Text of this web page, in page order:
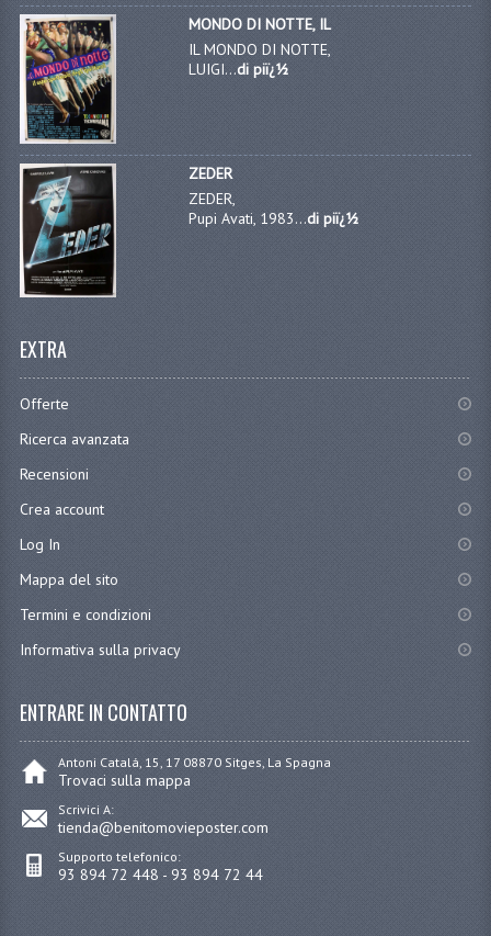
MONDO DI NOTTE, IL
IL MONDO DI NOTTE,
LUIGI...di piï¿½
ZEDER
ZEDER,
Pupi Avati, 1983...di piï¿½
EXTRA
Offerte
Ricerca avanzata
Recensioni
Crea account
Log In
Mappa del sito
Termini e condizioni
Informativa sulla privacy
ENTRARE IN CONTATTO
Antoni Catalá, 15, 17 08870 Sitges, La Spagna
Trovaci sulla mappa
Scrivici A:
tienda@benitomovieposter.com
Supporto telefonico:
93 894 72 448 - 93 894 72 44